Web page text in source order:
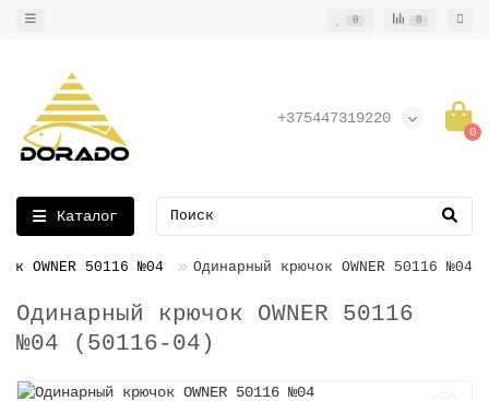
0 0
+375447319220
0
Каталог
OWNER 50116 №04 Одинарный крючок OWNER 50116 №04
Одинарный крючок OWNER 50116
№04 (50116-04)